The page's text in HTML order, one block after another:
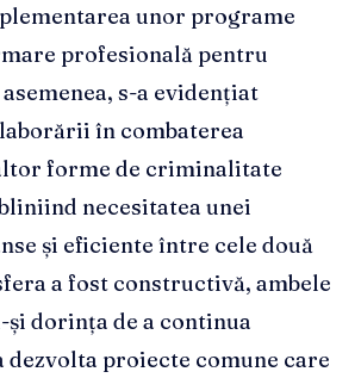
unor programe
profesională pentru
s-a evidențiat
în combaterea
forme de criminalitate
necesitatea unei
și eficiente între cele două
a fost constructivă, ambele
dorința de a continua
dezvolta proiecte comune care